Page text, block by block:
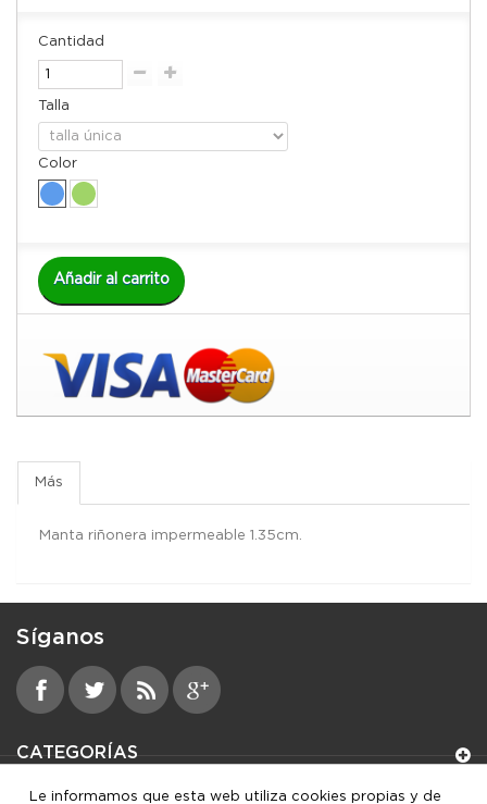
Cantidad
Talla
Color
Añadir al carrito
Más
Manta riñonera impermeable 1.35cm.
Síganos
CATEGORÍAS
Le informamos que esta web utiliza cookies propias y de